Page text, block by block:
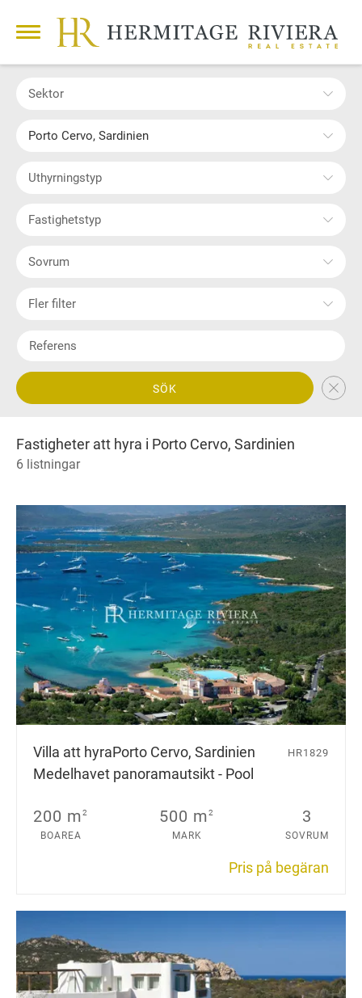
Sektor
Porto Cervo, Sardinien
Uthyrningstyp
Fastighetstyp
Sovrum
Fler filter
SÖK
Fastigheter att hyra i Porto Cervo, Sardinien
6 listningar
Villa att hyraPorto Cervo, Sardinien
Medelhavet panoramautsikt - Pool
HR1829
200 m2
BOAREA
500 m2
MARK
3
SOVRUM
Pris på begäran